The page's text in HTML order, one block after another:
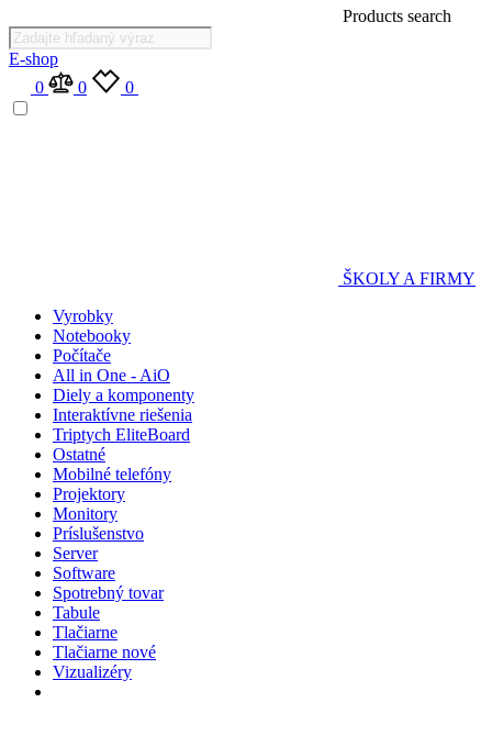
Products search
E-shop
0
0 0
ŠKOLY A FIRMY
Vyrobky
Notebooky
Počítače
All in One - AiO
Diely a komponenty
Interaktívne riešenia
Triptych EliteBoard
Ostatné
Mobilné telefóny
Projektory
Monitory
Príslušenstvo
Server
Software
Spotrebný tovar
Tabule
Tlačiarne
Tlačiarne nové
Vizualizéry